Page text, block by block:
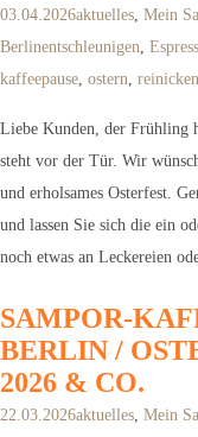
03.04.2026aktuelles, Mein
Berlinentschleunigen,
kaffeepause, ostern,
Liebe Kunden, der Frühling
steht vor der Tür. Wir
und erholsames Osterfest.
und lassen Sie sich die ein
noch etwas an Leckereien
SAMPOR-
BERLIN /
2026 & CO.
22.03.2026aktuelles, Mein